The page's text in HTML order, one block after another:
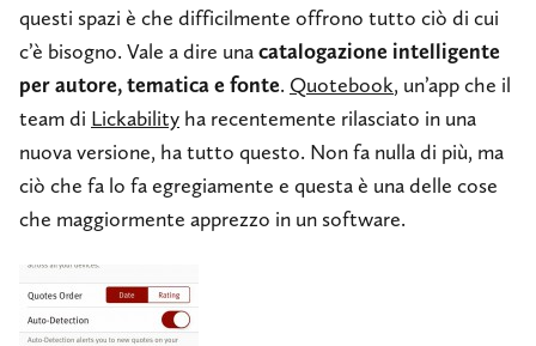
questi spazi è che difficilmente offrono tutto ciò di cui
c’è bisogno. Vale a dire unacatalogazione intelligente
per autore, tematica e fonte. Quotebook, un’app che il
team di Lickability ha recentemente rilasciato in una
nuova versione, ha tutto questo. Non fa nulla di più, ma
ciò che fa lo fa egregiamente e questa è una delle cose
che maggiormente apprezzo in un software.